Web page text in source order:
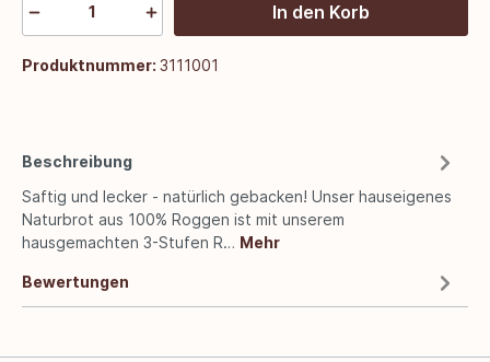
In den Korb
Produktnummer: 3111001
Beschreibung
Saftig und lecker - natürlich gebacken! Unser hauseigenes
Naturbrot aus 100% Roggen ist mit unserem
hausgemachten 3-Stufen R… Mehr
Bewertungen